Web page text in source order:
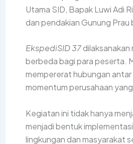
Utama SID, BapakLuwi Adi
dan pendakian Gunung Prau
EkspediSID 37dilaksanakan
berbeda bagi para peserta.
mempererat hubungan
momentum perusahaan
Kegiatan ini tidak hanya
menjadi bentuk
lingkungan dan masyarakat